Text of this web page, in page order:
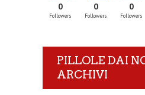
0
Followers
0
Followers
0
Followers
PILLOLE DAI
ARCHIVI